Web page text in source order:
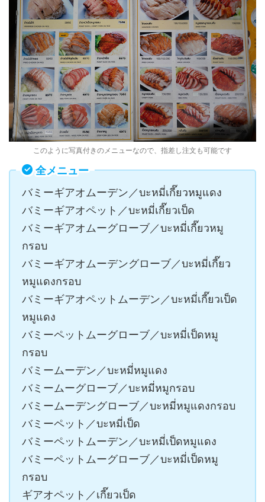
このように写真付きのメニューなので、指差し注文も可能です
全メニュー
バミーギアオムーデン／บะหมี่เกี๊ยวหมูแดง
バミーギアオペット／บะหมี่เกี๊ยวเป็ด
バミーギアオムーグローブ／บะหมี่เกี๊ยวหมู
กรอบ
バミーギアオムーデングローブ／บะหมี่เกี๊ยว
หมูแดงกรอบ
バミーギアオペットムーデン／บะหมี่เกี๊ยวเป็ด
หมูแดง
バミーペットムーグローブ／บะหมี่เป็ดหมู
กรอบ
バミームーデン／บะหมี่หมูแดง
バミームーグローブ／บะหมี่หมูกรอบ
バミームーデングローブ／บะหมี่หมูแดงกรอบ
バミーペット／บะหมี่เป็ด
バミーペットムーデン／บะหมี่เป็ดหมูแดง
バミーペットムーグローブ／บะหมี่เป็ดหมู
กรอบ
ギアオペット／เกี๊ยวเป็ด